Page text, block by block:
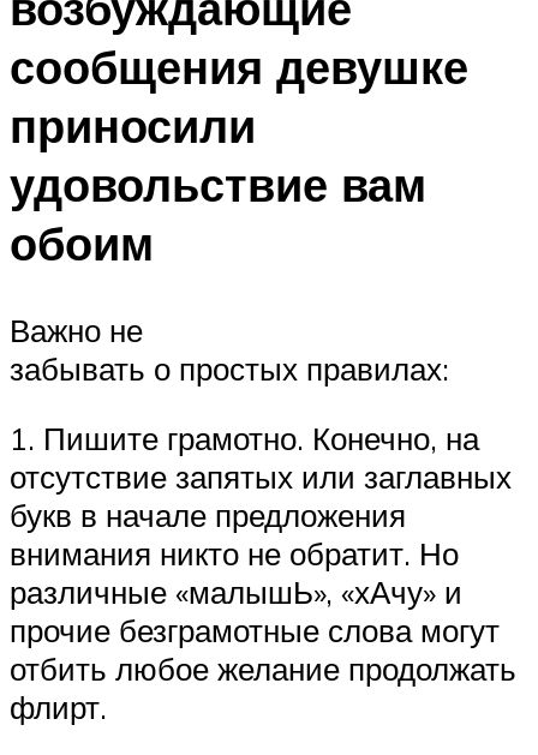
сообщения девушке
приносили
удовольствие вам
обоим
Важно не
забывать о простых правилах:
1. Пишите грамотно. Конечно, на
отсутствие запятых или заглавных
букв в начале предложения
внимания никто не обратит. Но
различные «малышЬ», «хАчу» и
прочие безграмотные слова могут
отбить любое желание продолжать
флирт.